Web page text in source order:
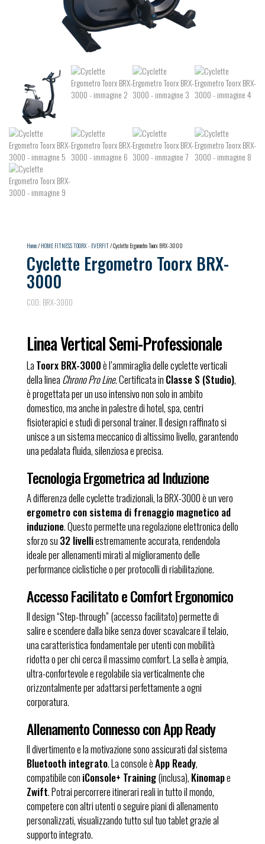
Home/ HOME FITNESS TOORX - EVERFIT/ Cyclette Ergometro Toorx BRX-3000
Cyclette Ergometro Toorx BRX-
3000
COD: BRX-3000
Linea Vertical Semi-Professionale
La Toorx BRX-3000è l’ammiraglia delle cyclette verticali
della linea Chrono Pro Line. Certificata in Classe S (Studio),
è progettata per un uso intensivo non solo in ambito
domestico, ma anche in palestre di hotel, spa, centri
fisioterapici e studi di personal trainer. Il design raffinato si
unisce a un sistema meccanico di altissimo livello, garantendo
una pedalata fluida, silenziosa e precisa.
Tecnologia Ergometrica ad Induzione
A differenza delle cyclette tradizionali, la BRX-3000 è un vero
ergometro con sistema di frenaggio magnetico ad
induzione. Questo permette una regolazione elettronica dello
sforzo su 32 livelliestremamente accurata, rendendola
ideale per allenamenti mirati al miglioramento delle
performance ciclistiche o per protocolli di riabilitazione.
Accesso Facilitato e Comfort Ergonomico
Il design “Step-through” (accesso facilitato) permette di
salire e scendere dalla bike senza dover scavalcare il telaio,
una caratteristica fondamentale per utenti con mobilità
ridotta o per chi cerca il massimo comfort. La sella è ampia,
ultra-confortevole e regolabile sia verticalmente che
orizzontalmente per adattarsi perfettamente a ogni
corporatura.
Allenamento Connesso con App Ready
Il divertimento e la motivazione sono assicurati dal sistema
Bluetooth integrato. La console èApp Ready,
compatibile con iConsole+ Training(inclusa), Kinomape
Zwift. Potrai percorrere itinerari reali in tutto il mondo,
competere con altri utenti o seguire piani di allenamento
personalizzati, visualizzando tutto sul tuo tablet grazie al
supporto integrato.